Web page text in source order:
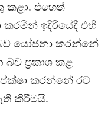
කළා. එහෙත්
ඉදිරියේදී එහි
යෝජනා කරන්නේ
ප්‍රකාශ කළ
කරන්නේ රට
කිරීමයි.